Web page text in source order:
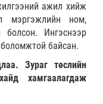
ажил хийж
мэргэжлийн ном,
Ингэснээр
байсан.
Зураг төслийн
хамгаалагдаж